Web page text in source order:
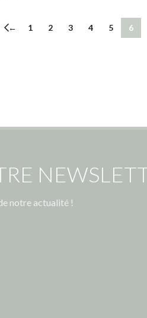
← 1 2 3 4 5 6
notre actualité !